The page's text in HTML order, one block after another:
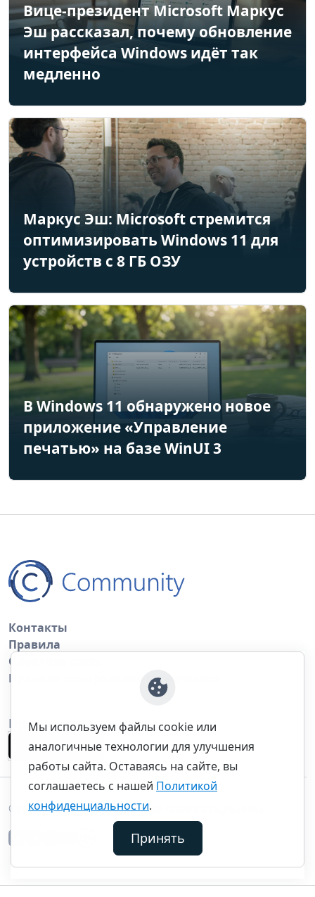
Вице-президент Microsoft Маркус
Эш рассказал, почему обновление
интерфейса Windows идёт так
медленно
Маркус Эш: Microsoft стремится
оптимизировать Windows 11 для
устройств с 8 ГБ ОЗУ
В Windows 11 обнаружено новое
приложение «Управление
печатью» на базе WinUI 3
Контакты
Правила
Обратная связь
Правила копирования материалов
Приложение
©thecommunity.ru 2026. Все права защищены.
Мы используем файлы cookie или
аналогичные технологии для улучшения
работы сайта. Оставаясь на сайте, вы
соглашаетесь с нашей Политикой
конфиденциальности.
Принять